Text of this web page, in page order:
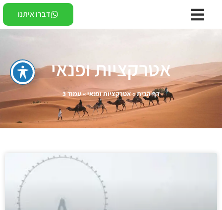
דברו איתנו
אטרקציות ופנאי
דף הבית»אטרקציות ופנאי»עמוד 3